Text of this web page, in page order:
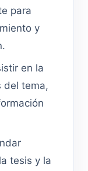
para
y
en la
del tema,
tesis y la